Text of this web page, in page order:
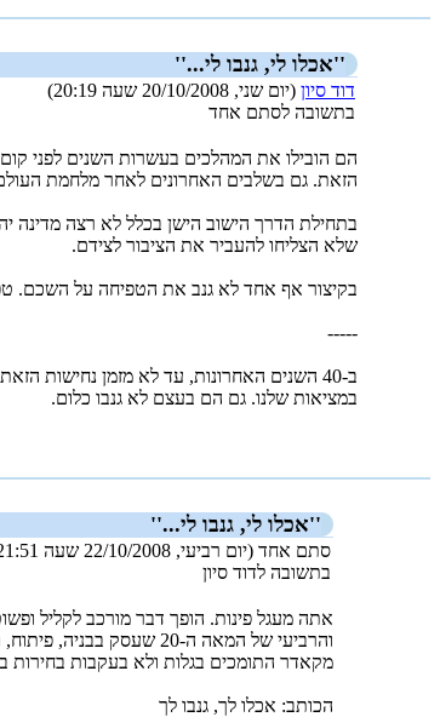
''אכלו לי, גנבו לי...''
דוד סיון (יום שני, 20/10/2008 שעה 20:19)
בתשובה לסתם אחד
הם הובילו את המהלכים בעשרות השנים לפני
הזאת. גם בשלבים האחרונים לאחר מלחמת העולם
בתחילת הדרך הישוב הישן בכלל לא רצה מדינה
שלא הצליחו להעביר את הציבור לצידם.
בקיצור אף אחד לא גנב את הטפיחה על השכם.
-----
ב-‏40 השנים האחרונות, עד לא מזמן נחישות הזאת וההתמקדות הזאת היתה דוקא בידי אחרים. לכן הם ומעשיהם בולטים יותר
במציאות שלנו. גם הם בעצם לא גנבו כלום.
''אכלו לי, גנבו לי...''
סתם אחד (יום רביעי, 22/10/2008 שעה 21:51)
בתשובה לדוד סיון
אתה מעגל פינות. הופך דבר מורכב לקליל
והרביעי של המאה ה-‏
מקאדר התומכים בגלות ולא בעקבות בחירות
הכותב: אכלו לך, גנבו לך